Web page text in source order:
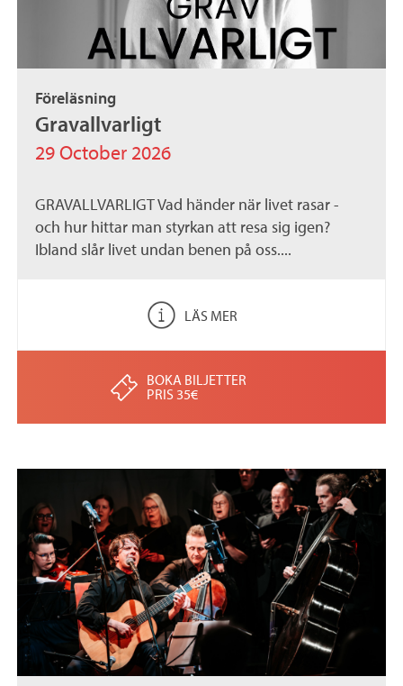
Föreläsning
Gravallvarligt
29 October 2026
GRAVALLVARLIGT Vad händer när livet rasar -
och hur hittar man styrkan att resa sig igen?
Ibland slår livet undan benen på oss....
LÄS MER
BOKA BILJETTER
PRIS 35€